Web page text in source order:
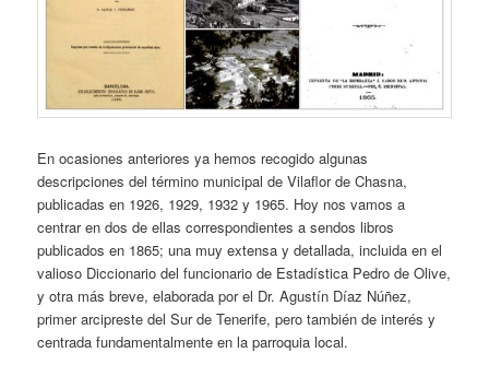
En ocasiones anteriores ya hemos recogido algunas
descripciones del término municipal de Vilaflor de Chasna,
publicadas en 1926, 1929, 1932 y 1965. Hoy nos vamos a
centrar en dos de ellas correspondientes a sendos libros
publicados en 1865; una muy extensa y detallada, incluida en el
valioso Diccionario del funcionario de Estadística Pedro de Olive,
y otra más breve, elaborada por el Dr. Agustín Díaz Núñez,
primer arcipreste del Sur de Tenerife, pero también de interés y
centrada fundamentalmente en la parroquia local.